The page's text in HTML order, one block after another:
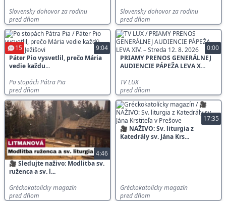
Slovensky dohovor za rodinu
pred dňom
Slovensky dohovor za rodinu
pred dňom
9:04
15
Páter Pio vysvetlil, prečo Mária
vedie každu...
Po stopách Pátra Pia
pred dňom
0:00
PRIAMY PRENOS GENERÁLNEJ
AUDIENCIE PÁPEŽA LEVA X...
TV LUX
pred dňom
4:46
🎥 Sledujte naživo: Modlitba sv.
ruženca a sv. l...
Gréckokatolícky magazín
pred dňom
17:35
🎥 NAŽIVO: Sv. liturgia z
Katedrály sv. Jána Krs...
Gréckokatolícky magazín
pred dňom